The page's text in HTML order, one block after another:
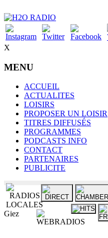
X
MENU
ACCUEIL
ACTUALITES
LOISIRS
PROPOSER UN LOISIR
TITRES DIFFUSÉS
PROGRAMMES
PODCASTS INFO
CONTACT
PARTENAIRES
PUBLICITE
Giez